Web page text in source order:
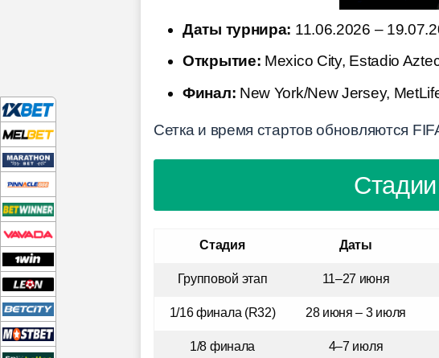
Даты турнира: 11.06.2026 –
Открытие: Mexico City, Estadio
Финал: New York/New Jersey,
Сетка и время стартов обновляются
Стадия Даты
Групповой этап 11–27 июня
1/16 финала (R32) 28 июня – 3 июля
1/8 финала 4–7 июля